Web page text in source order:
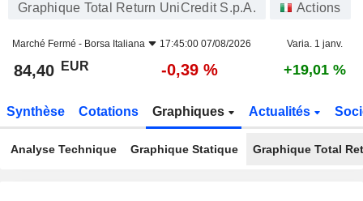
Graphique Total Return UniCredit S.p.A. Actions
Marché Fermé - Borsa Italiana 17:45:00 07/08/2026 Varia. 1 janv.
84,40 EUR -0,39 % +19,01 %
Synthèse Cotations Graphiques Actualités
Analyse Technique Graphique Statique Graphique Total